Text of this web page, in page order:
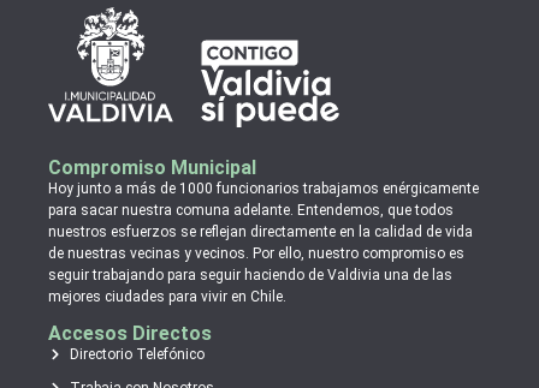
Compromiso Municipal
Hoy junto a más de 1000 funcionarios trabajamos enérgicamente
para sacar nuestra comuna adelante. Entendemos, que todos
nuestros esfuerzos se reflejan directamente en la calidad de vida
de nuestras vecinas y vecinos. Por ello, nuestro compromiso es
seguir trabajando para seguir haciendo de Valdivia una de las
mejores ciudades para vivir en Chile.
Accesos Directos
Directorio Telefónico